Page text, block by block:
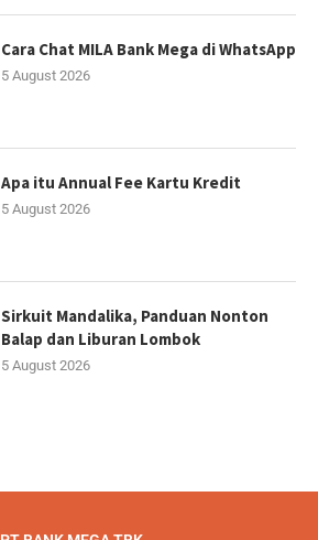
Cara Chat MILA Bank Mega di WhatsApp
5 August 2026
Apa itu Annual Fee Kartu Kredit
5 August 2026
Sirkuit Mandalika, Panduan Nonton
Balap dan Liburan Lombok
5 August 2026